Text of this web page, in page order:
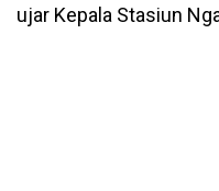
ujar Kepala Stasiun